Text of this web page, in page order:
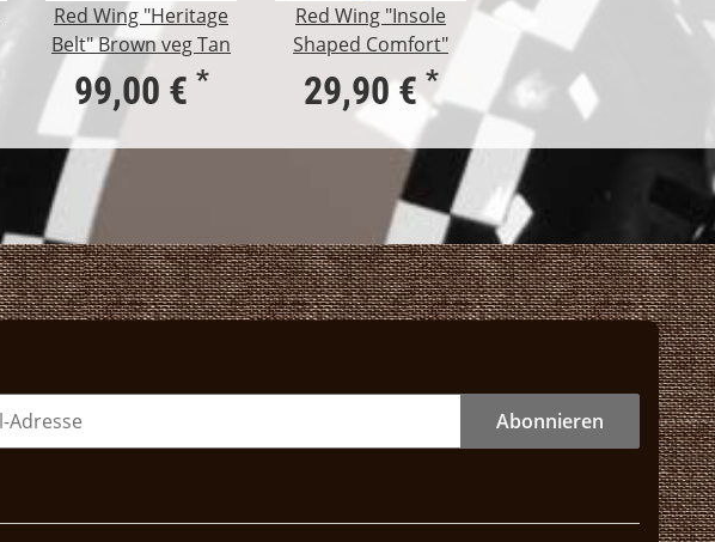
Red Wing "Heritage
Belt" Brown veg Tan
99,00 € *
Red Wing "Insole
Shaped Comfort"
29,90 €*
Abonnieren